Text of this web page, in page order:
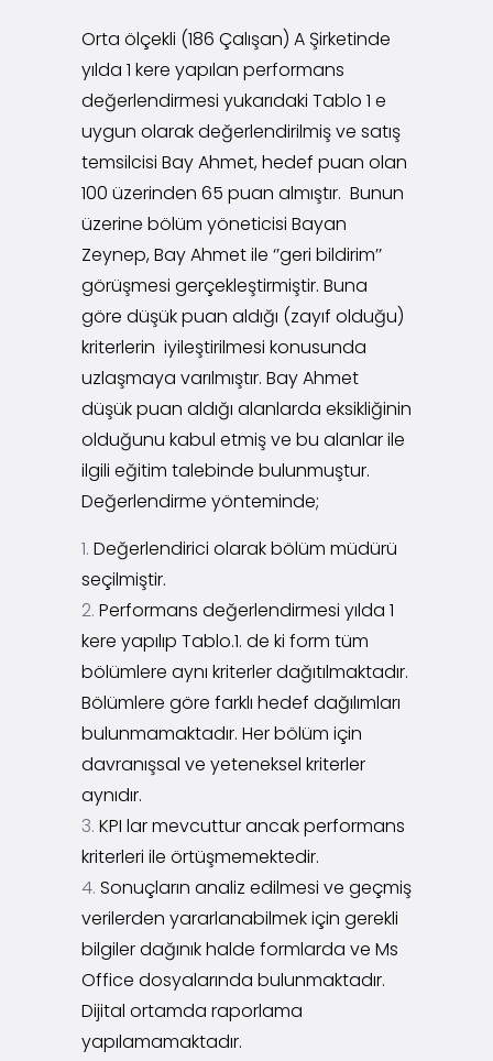
Orta ölçekli (186 Çalışan) A Şirketinde
yılda 1 kere yapılan performans
değerlendirmesi yukarıdaki Tablo 1 e
uygun olarak değerlendirilmiş ve satış
temsilcisi Bay Ahmet, hedef puan olan
100 üzerinden 65 puan almıştır. Bunun
üzerine bölüm yöneticisi Bayan
Zeynep, Bay Ahmet ile ‘’geri bildirim’’
görüşmesi gerçekleştirmiştir. Buna
göre düşük puan aldığı (zayıf olduğu)
kriterlerin iyileştirilmesi konusunda
uzlaşmaya varılmıştır. Bay Ahmet
düşük puan aldığı alanlarda eksikliğinin
olduğunu kabul etmiş ve bu alanlar ile
ilgili eğitim talebinde bulunmuştur.
Değerlendirme yönteminde;
Değerlendirici olarak bölüm müdürü
seçilmiştir.
Performans değerlendirmesi yılda 1
kere yapılıp Tablo.1. de ki form tüm
bölümlere aynı kriterler dağıtılmaktadır.
Bölümlere göre farklı hedef dağılımları
bulunmamaktadır. Her bölüm için
davranışsal ve yeteneksel kriterler
aynıdır.
KPI lar mevcuttur ancak performans
kriterleri ile örtüşmemektedir.
Sonuçların analiz edilmesi ve geçmiş
verilerden yararlanabilmek için gerekli
bilgiler dağınık halde formlarda ve Ms
Office dosyalarında bulunmaktadır.
Dijital ortamda raporlama
yapılamamaktadır.